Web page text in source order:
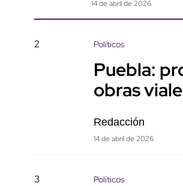
14 de abril de 2026
2 Políticos
Puebla:
obras
Redacción
14 de abril de 2026
3 Políticos